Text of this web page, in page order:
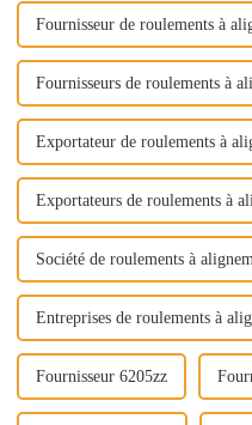
Fournisseur de roulements à
Fournisseurs de roulements à
Exportateur de roulements à
Exportateurs de roulements à
Société de roulements à
Entreprises de roulements à
Fournisseur 6205zz